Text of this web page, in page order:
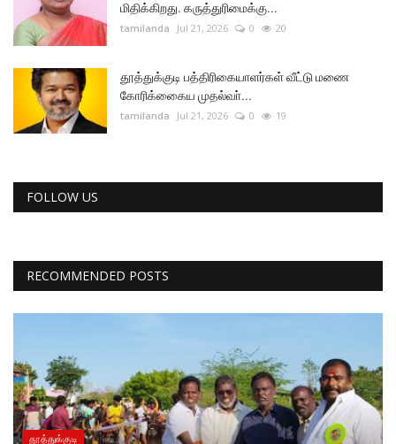
மிதிக்கிறது. கருத்துரிமைக்கு...
tamilanda Jul 21, 2026 0 20
தூத்துக்குடி பத்திரிகையாளர்கள் வீட்டு மணை
கோரிக்கைைய முதல்வா்...
tamilanda Jul 21, 2026 0 19
FOLLOW US
RECOMMENDED POSTS
தூத்துக்குடி